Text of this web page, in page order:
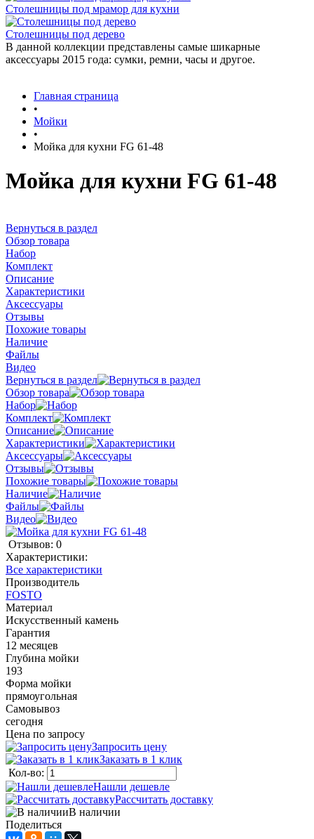
Столешницы под мрамор для кухни
Столешницы под дерево
В данной коллекции представлены самые шикарные
аксессуары 2015 года: сумки, ремни, часы и другое.
Главная страница
•
Мойки
•
Мойка для кухни FG 61-48
Мойка для кухни FG 61-48
Вернуться в раздел
Обзор товара
Набор
Комплект
Описание
Характеристики
Аксессуары
Отзывы
Похожие товары
Наличие
Файлы
Видео
Вернуться в раздел
Обзор товара
Набор
Комплект
Описание
Характеристики
Аксессуары
Отзывы
Похожие товары
Наличие
Файлы
Видео
Отзывов: 0
Характеристики:
Все характеристики
Производитель
FOSTO
Материал
Искусственный камень
Гарантия
12 месяцев
Глубина мойки
193
Форма мойки
прямоугольная
Самовывоз
сегодня
Цена по запросу
Запросить цену
Заказать в 1 клик
Кол-во:
Нашли дешевле
Рассчитать доставку
В наличии
Поделиться